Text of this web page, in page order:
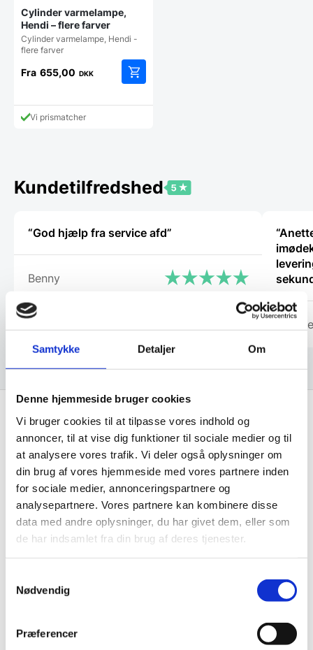
Samtykke Detaljer Om
Denne hjemmeside bruger cookies
Vi bruger cookies til at tilpasse vores indhold og
annoncer, til at vise dig funktioner til sociale medier og til
at analysere vores trafik. Vi deler også oplysninger om
din brug af vores hjemmeside med vores partnere inden
for sociale medier, annonceringspartnere og
analysepartnere. Vores partnere kan kombinere disse
data med andre oplysninger, du har givet dem, eller som
de har indsamlet fra din brug af deres tjenester.
Nødvendig
Præferencer
Cylinder varmelampe,
Hendi – flere farver
Cylinder varmelampe, Hendi -
flere farver
Fra 655,00 DKK
vare
vælges
på
Vi prismatcher
Kundetilfredshed
“God hjælp fra service afd”
Benny
Få de bedste tilbud først!
Husk at tilmelde dig vores nyhedsbrev og vær først
til de bedste tilbud. Og bare rolig, vi spammer dig
ikke, men sender kun relevante tilbud og
informationer til dig.